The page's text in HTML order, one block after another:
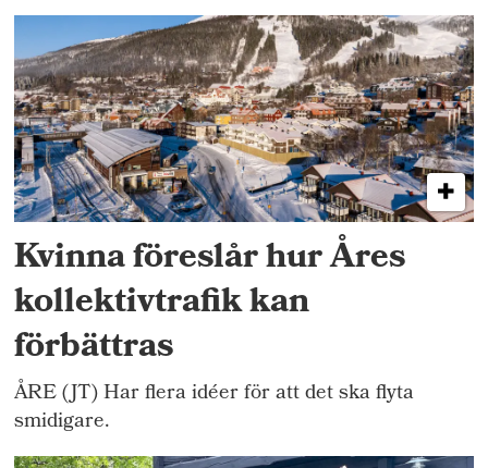
Kvinna föreslår hur Åres
kollektivtrafik kan
förbättras
ÅRE (JT) Har flera idéer för att det ska flyta
smidigare.